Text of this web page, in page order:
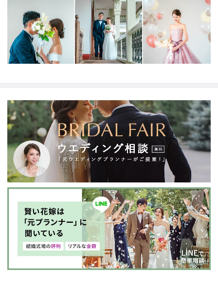
ち、あたたかさ、優しい声までも聞こえてくるようなそ
んな大事な一瞬を大切に切り取って参ります。あなたの
「一生の宝物」そんな最高のフォトウェディングをお届
けすることをお約束いたします。